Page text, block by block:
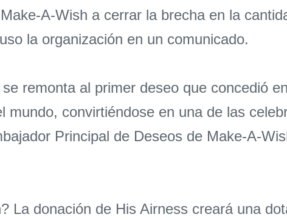
A-Wish a cerrar la brecha en la
la organización en un comunicado.
remonta al primer deseo que concedió
mundo, convirtiéndose en una de las
Principal de Deseos de Make-A-
La donación de His Airness creará una